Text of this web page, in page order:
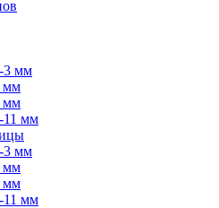
3 мм
мм
мм
11 мм
3 мм
мм
мм
11 мм